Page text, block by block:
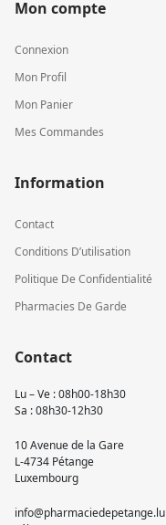
Mon compte
Connexion
Mon Profil
Mon Panier
Mes Commandes
Information
Contact
Conditions D’utilisation
Politique De Confidentialité
Pharmacies De Garde
Contact
Lu – Ve : 08h00-18h30
Sa : 08h30-12h30
10 Avenue de la Gare
L-4734 Pétange
Luxembourg
info@pharmaciedepetange.lu